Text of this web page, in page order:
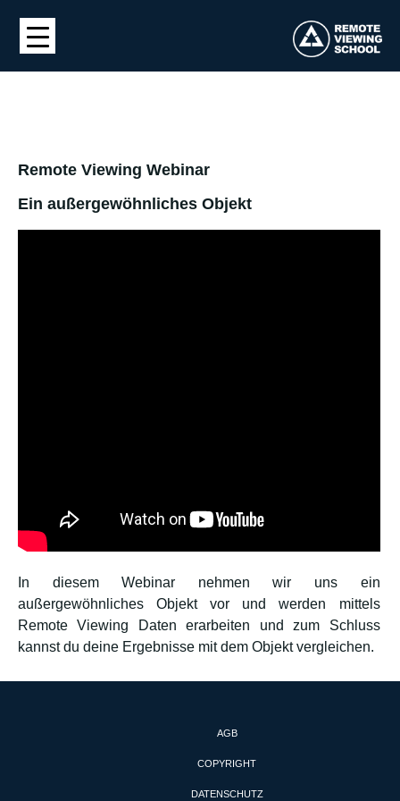
Remote Viewing Webinar
Ein außergewöhnliches Objekt
In diesem Webinar nehmen wir uns ein
außergewöhnliches Objekt vor und werden mittels
Remote Viewing Daten erarbeiten und zum Schluss
kannst du deine Ergebnisse mit dem Objekt vergleichen.
AGB
COPYRIGHT
DATENSCHUTZ